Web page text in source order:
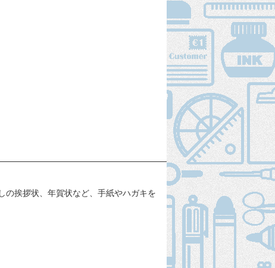
の挨拶状、年賀状など、手紙やハガキを